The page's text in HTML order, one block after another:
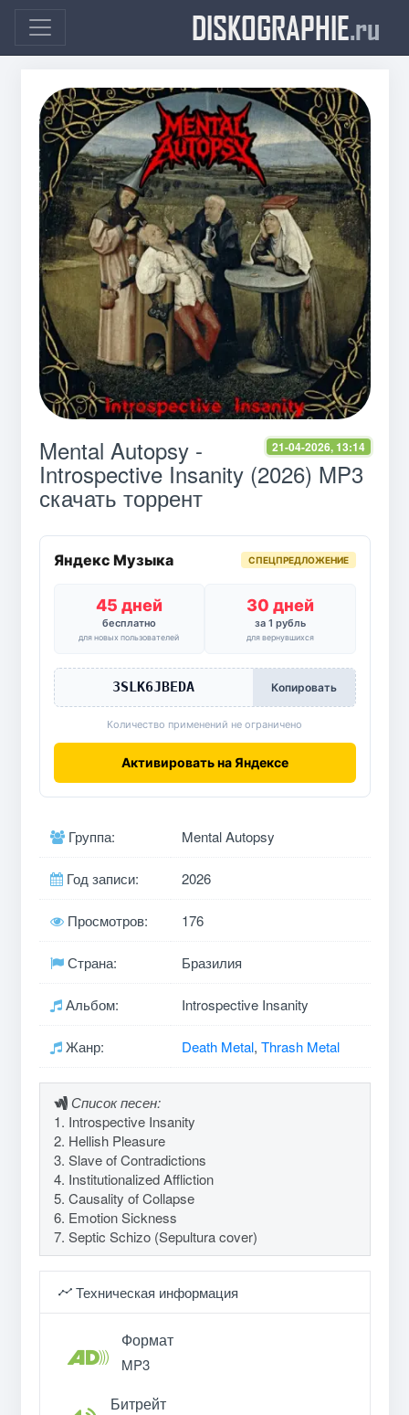
DISKOGRAPHIE.ru
21-04-2026, 13:14
Mental Autopsy -
Introspective Insanity (2026) MP3
скачать торрент
Яндекс Музыка СПЕЦПРЕДЛОЖЕНИЕ
45 дней
бесплатно
для новых пользователей
30 дней
за 1 рубль
для вернувшихся
3SLK6JBEDA Копировать
Количество применений не ограничено
Активировать на Яндексе
Группа: Mental Autopsy
Год записи: 2026
Просмотров: 176
Страна: Бразилия
Альбом: Introspective Insanity
Жанр: Death Metal, Thrash Metal
Список песен:
1. Introspective Insanity
2. Hellish Pleasure
3. Slave of Contradictions
4. Institutionalized Affliction
5. Causality of Collapse
6. Emotion Sickness
7. Septic Schizo (Sepultura cover)
Техническая информация
Формат
MP3
Битрейт